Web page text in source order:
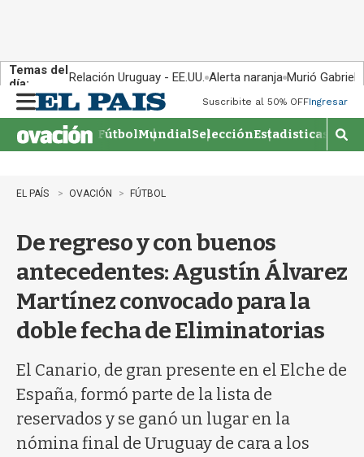
Temas del
día:
Relación Uruguay - EE.UU. Alerta naranja Murió Gabriel
n
u
Suscribite al 50% OFFIngresar
FútbolMundialSelecciónEstadisticas
M
o
�
a
EL PAÍS OVACIÓN FÚTBOL
De regreso y con buenos
antecedentes: Agustín Álvarez
Martínez convocado para la
doble fecha de Eliminatorias
El Canario, de gran presente en el Elche de
España, formó parte de la lista de
reservados y se ganó un lugar en la
nómina final de Uruguay de cara a los